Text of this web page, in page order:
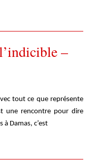
–
tout ce que représente
une rencontre pour dire
à Damas, c’est